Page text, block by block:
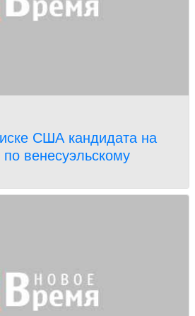
США кандидата на
венесуэльскому